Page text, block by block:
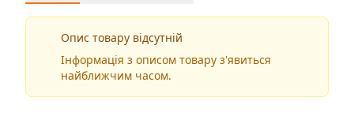
Опис товару відсутній
Інформація з описом товару з'явиться
найближчим часом.